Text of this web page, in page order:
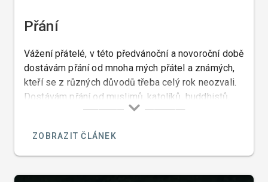
Přání
Vážení přátelé, v této předvánoční a novoroční době
dostávám přání od mnoha mých přátel a známých,
kteří se z různých důvodů třeba celý rok neozvali.
Dostávám přání od muslimů, katolíků, buddhistů,
hinduistů, židů, islámců i ateistů a mnoha jiných
ZOBRAZIT ČLÁNEK